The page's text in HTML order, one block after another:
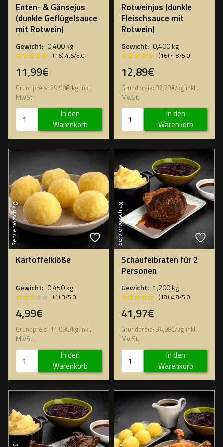
Enten- & Gänsejus
(dunkle Geflügelsauce
mit Rotwein)
Gewicht: 0,400 kg
★★★★★
★★★★★ (16) 4.6/5.0
11,99€
Grundpreis: 29,98€/kg inkl.
MwSt.
In den
Warenkorb
Rotweinjus (dunkle
Fleischsauce mit
Rotwein)
Gewicht: 0,400 kg
★★★★★
★★★★★ (16) 4.8/5.0
12,89€
Grundpreis: 32,23€/kg inkl.
MwSt.
In den
Warenkorb
Serviervorschlag
Kartoffelklöße
Gewicht: 0,450 kg
★★★★★
★★★★★ (1) 3/5.0
4,99€
Grundpreis: 11,09€/kg inkl.
MwSt.
In den
Warenkorb
Serviervorschlag
Schaufelbraten für 2
Personen
Gewicht: 1,200 kg
★★★★★
★★★★★ (18) 4,8/5.0
41,97€
Grundpreis: 34,98€/kg inkl.
MwSt.
In den
Warenkorb